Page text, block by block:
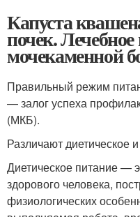
Капуста
почек.
мочекаменной
Правильный режим
— залог успеха
(МКБ).
Различают диетическое
Диетическое питание —
здорового человека,
физиологических